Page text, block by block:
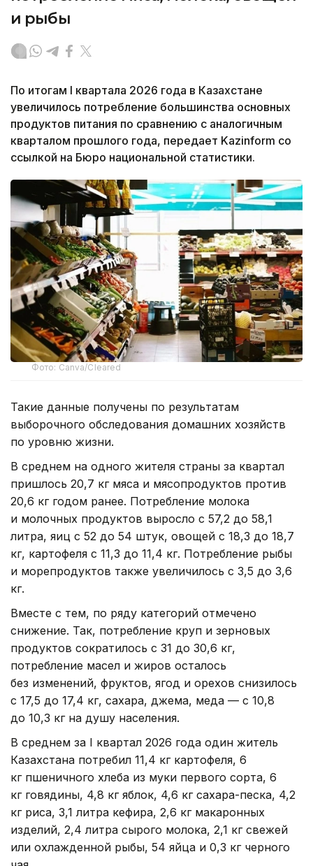
и рыбы
По итогам I квартала 2026 года в Казахстане
увеличилось потребление большинства основных
продуктов питания по сравнению с аналогичным
кварталом прошлого года, передает Kazinform со
ссылкой на Бюро национальной статистики.
Фото: Canva/Cleared
Такие данные получены по результатам
выборочного обследования домашних хозяйств
по уровню жизни.
В среднем на одного жителя страны за квартал
пришлось 20,7 кг мяса и мясопродуктов против
20,6 кг годом ранее. Потребление молока
и молочных продуктов выросло с 57,2 до 58,1
литра, яиц с 52 до 54 штук, овощей с 18,3 до 18,7
кг, картофеля с 11,3 до 11,4 кг. Потребление рыбы
и морепродуктов также увеличилось с 3,5 до 3,6
кг.
Вместе с тем, по ряду категорий отмечено
снижение. Так, потребление круп и зерновых
продуктов сократилось с 31 до 30,6 кг,
потребление масел и жиров осталось
без изменений, фруктов, ягод и орехов снизилось
с 17,5 до 17,4 кг, сахара, джема, меда — с 10,8
до 10,3 кг на душу населения.
В среднем за I квартал 2026 года один житель
Казахстана потребил 11,4 кг картофеля, 6
кг пшеничного хлеба из муки первого сорта, 6
кг говядины, 4,8 кг яблок, 4,6 кг сахара-песка, 4,2
кг риса, 3,1 литра кефира, 2,6 кг макаронных
изделий, 2,4 литра сырого молока, 2,1 кг свежей
или охлажденной рыбы, 54 яйца и 0,3 кг черного